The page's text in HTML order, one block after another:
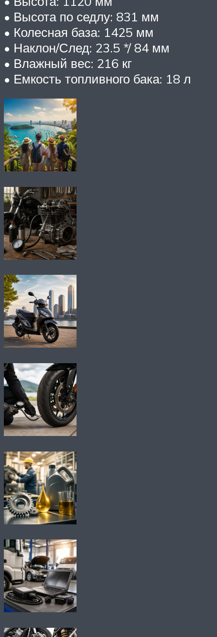
• Высота по седлу: 831 мм
• Колесная база: 1425 мм
• Наклон/След: 23.5 */ 84 мм
• Влажный вес: 216 кг
• Емкость топливного бака: 18 л